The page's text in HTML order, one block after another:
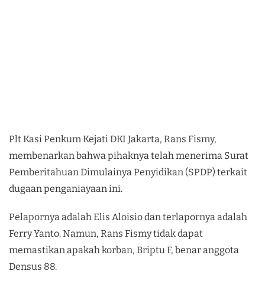
Plt Kasi Penkum Kejati DKI Jakarta, Rans Fismy,
membenarkan bahwa pihaknya telah menerima Surat
Pemberitahuan Dimulainya Penyidikan (SPDP) terkait
dugaan penganiayaan ini.
Pelapornya adalah Elis Aloisio dan terlapornya adalah
Ferry Yanto. Namun, Rans Fismy tidak dapat
memastikan apakah korban, Briptu F, benar anggota
Densus 88.